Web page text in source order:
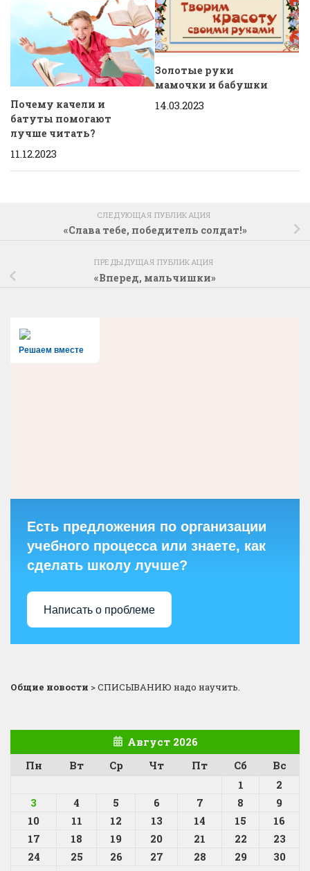
Почему качели и
батуты помогают
лучше читать?
11.12.2023
Золотые руки
мамочки и бабушки
14.03.2023
СЛЕДУЮЩАЯ ПУБЛИКАЦИЯ
«Слава тебе, победитель солдат!»
ПРЕДЫДУЩАЯ ПУБЛИКАЦИЯ
«Вперед, мальчишки»
Решаем вместе
Есть предложения по организации
учебного процесса или знаете, как
сделать школу лучше?
Написать о проблеме
Общие новости >СПИСЫВАНИЮ надо научить.
Август 2026
Пн
Вт Ср Чт Пт Сб
Вс
1
2
3
4 5 6 7 8
9
10
11 12 13 14 15
16
17
18 19 20 21 22
23
24
25 26 27 28 29
30